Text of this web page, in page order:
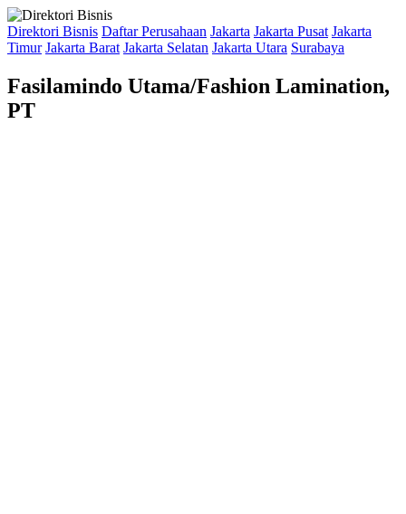
Direktori Bisnis Daftar Perusahaan Jakarta Jakarta Pusat Jakarta
Timur Jakarta Barat Jakarta Selatan Jakarta Utara Surabaya
Fasilamindo Utama/Fashion Lamination,
PT